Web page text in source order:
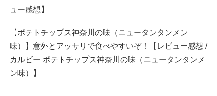
ュー感想】
【ポテトチップス神奈川の味（ニュータンタンメン
味）】意外とアッサリで食べやすいぞ！【レビュー感想 /
カルビー ポテトチップス神奈川の味（ニュータンタンメ
ン味）】